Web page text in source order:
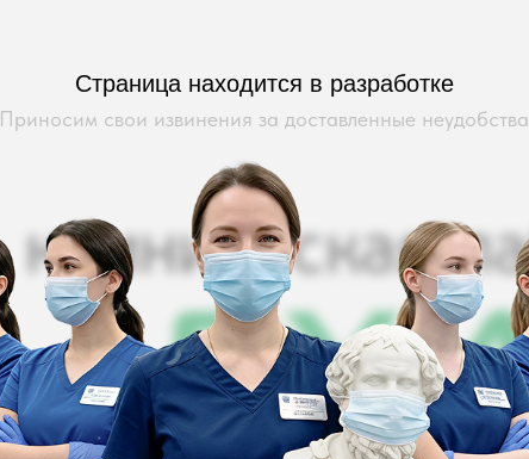
Страница находится в разработке
Приносим свои извинения за доставленные неудобства